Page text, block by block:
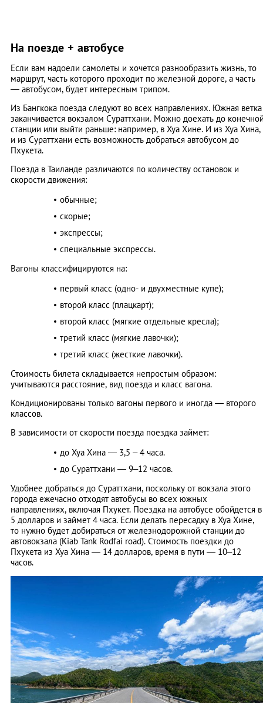
На поезде + автобусе
Если вам надоели самолеты и хочется разнообразить жизнь, то
маршрут, часть которого проходит по железной дороге, а часть
— автобусом, будет интересным трипом.
Из Бангкока поезда следуют во всех направлениях. Южная ветка
заканчивается вокзалом Сураттхани. Можно доехать до
станции или выйти раньше: например, в Хуа Хине. И из Хуа Хина,
и из Сураттхани есть возможность добраться автобусом до
Пхукета.
Поезда в Таиланде различаются по количеству остановок и
скорости движения:
обычные;
скорые;
экспрессы;
специальные экспрессы.
Вагоны классифицируются на:
первый класс (одно- и двухместные купе);
второй класс (плацкарт);
второй класс (мягкие отдельные кресла);
третий класс (мягкие лавочки);
третий класс (жесткие лавочки).
Стоимость билета складывается непростым образом:
учитываются расстояние, вид поезда и класс вагона.
Кондиционированы только вагоны первого и иногда — второго
классов.
В зависимости от скорости поезда поездка займет:
до Хуа Хина — 3,5 – 4 часа.
до Сураттхани — 9–12 часов.
Удобнее добраться до Сураттхани, поскольку от вокзала этого
города ежечасно отходят автобусы во всех южных
направлениях, включая Пхукет. Поездка на автобусе обойдется в
5 долларов и займет 4 часа. Если делать пересадку в Хуа Хине,
то нужно будет добираться от железнодорожной станции до
автовокзала (Kiab Tank Rodfai road). Стоимость поездки до
Пхукета из Хуа Хина — 14 долларов, время в пути — 10–12
часов.